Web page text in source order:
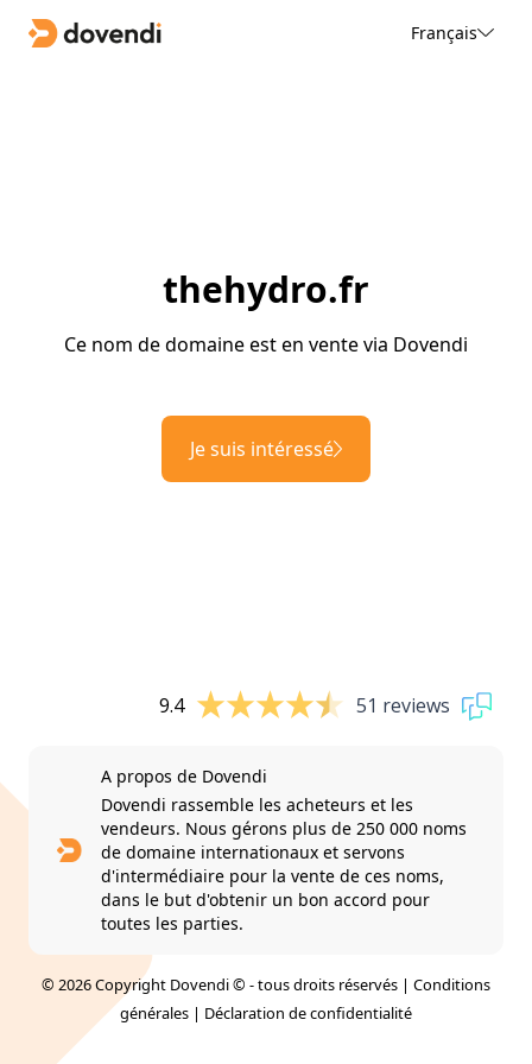
Français
thehydro.fr
Ce nom de domaine est en vente via Dovendi
Je suis intéressé
9.4 51 reviews
A propos de Dovendi
Dovendi rassemble les acheteurs et les
vendeurs. Nous gérons plus de 250 000 noms
de domaine internationaux et servons
d'intermédiaire pour la vente de ces noms,
dans le but d'obtenir un bon accord pour
toutes les parties.
© 2026 Copyright Dovendi © - tous droits réservés | Conditions
générales | Déclaration de confidentialité